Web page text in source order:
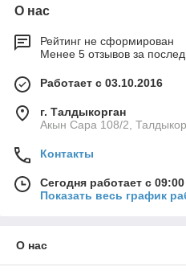
О нас
Рейтинг не сформирован
Менее 5 отзывов за
Работает с 03.10.2016
г. Талдыкорган
Акын Сара 108/2,
Контакты
Сегодня работает с
Показать весь график
О нас